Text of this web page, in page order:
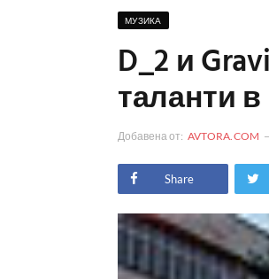
МУЗИКА
D_2 и
таланти
Добавена от: AVTORA.COM
Share